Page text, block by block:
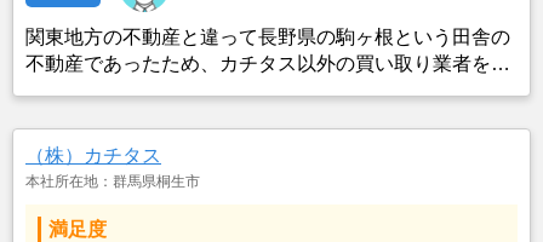
関東地方の不動産と違って長野県の駒ヶ根という田舎の
不動産であったため、カチタス以外の買い取り業者をみ
も空き家の状態で不動産を残しておけないと考えて売却
を決めた。
（株）カチタス
本社所在地：群馬県桐生市
満足度